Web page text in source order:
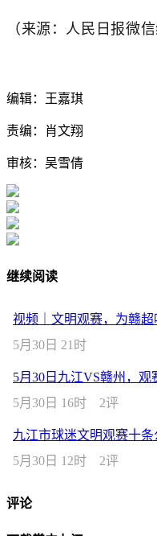
（来源：人民日报微信
编辑：王嘉琪
责编：肖文翔
审核：吴雪倩
继续阅读
视频｜文明观赛，为赣超
5月30日 21时
5月30日九江VS赣州，
5月30日 16时
2评
九江市球迷文明观赛十条
5月30日 12时
2评
评论